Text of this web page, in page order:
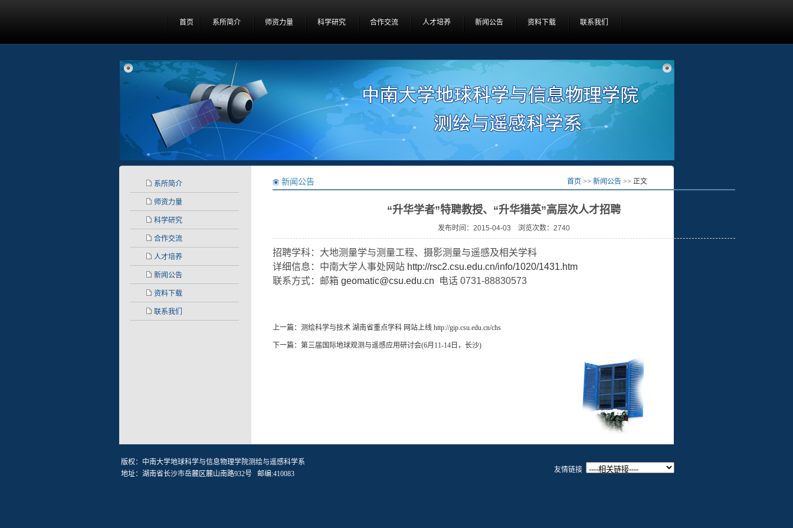
首页 系所简介 师资力量 科学研究 合作交流 人才培养 新闻公告 资料下载 联系我们
系所简介
师资力量
科学研究
合作交流
人才培养
新闻公告
资料下载
联系我们
新闻公告 首页 >> 新闻公告 >> 正文
“升华学者”特聘教授、“升华猎英”高层次人才招聘
发布时间：2015-04-03 浏览次数： 2740
招聘学科：大地测量学与测量工程、摄影测量与遥感及相关学科
详细信息：中南大学人事处网站 http://rsc2.csu.edu.cn/info/1020/1431.htm
联系方式：邮箱 geomatic@csu.edu.cn 电话 0731-88830573
上一篇： 测绘科学与技术 湖南省重点学科 网站上线 http://gip.csu.edu.cn/chs
下一篇： 第三届国际地球观测与遥感应用研讨会(6月11-14日，长沙)
版权：中南大学地球科学与信息物理学院测绘与遥感科学系
地址：湖南省长沙市岳麓区麓山南路932号 邮编:410083
友情链接